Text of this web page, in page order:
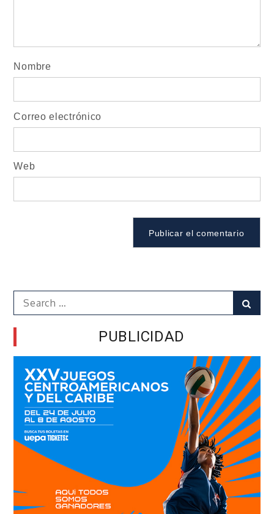
Nombre
Correo electrónico
Web
Search
for:
PUBLICIDAD